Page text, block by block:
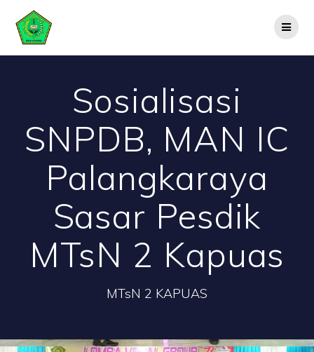
Sosialisasi
SNPDB, MAN IC
Palangkaraya
Sasar Pesdik
MTsN 2 Kapuas
MTsN 2 KAPUAS